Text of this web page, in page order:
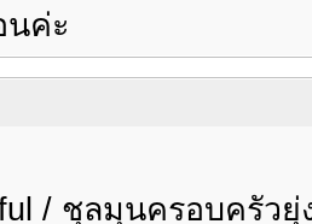
นค่ะ
/ ชุลมุนครอบครัวยุ่